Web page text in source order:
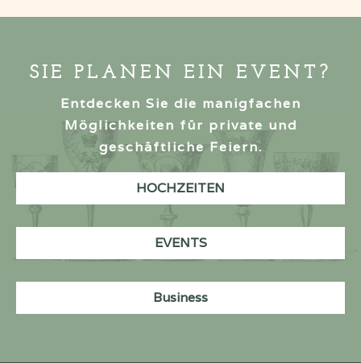
SIE PLANEN EIN EVENT?
Entdecken Sie die manigfachen
Möglichkeiten für private und
geschäftliche Feiern.
HOCHZEITEN
EVENTS
Business